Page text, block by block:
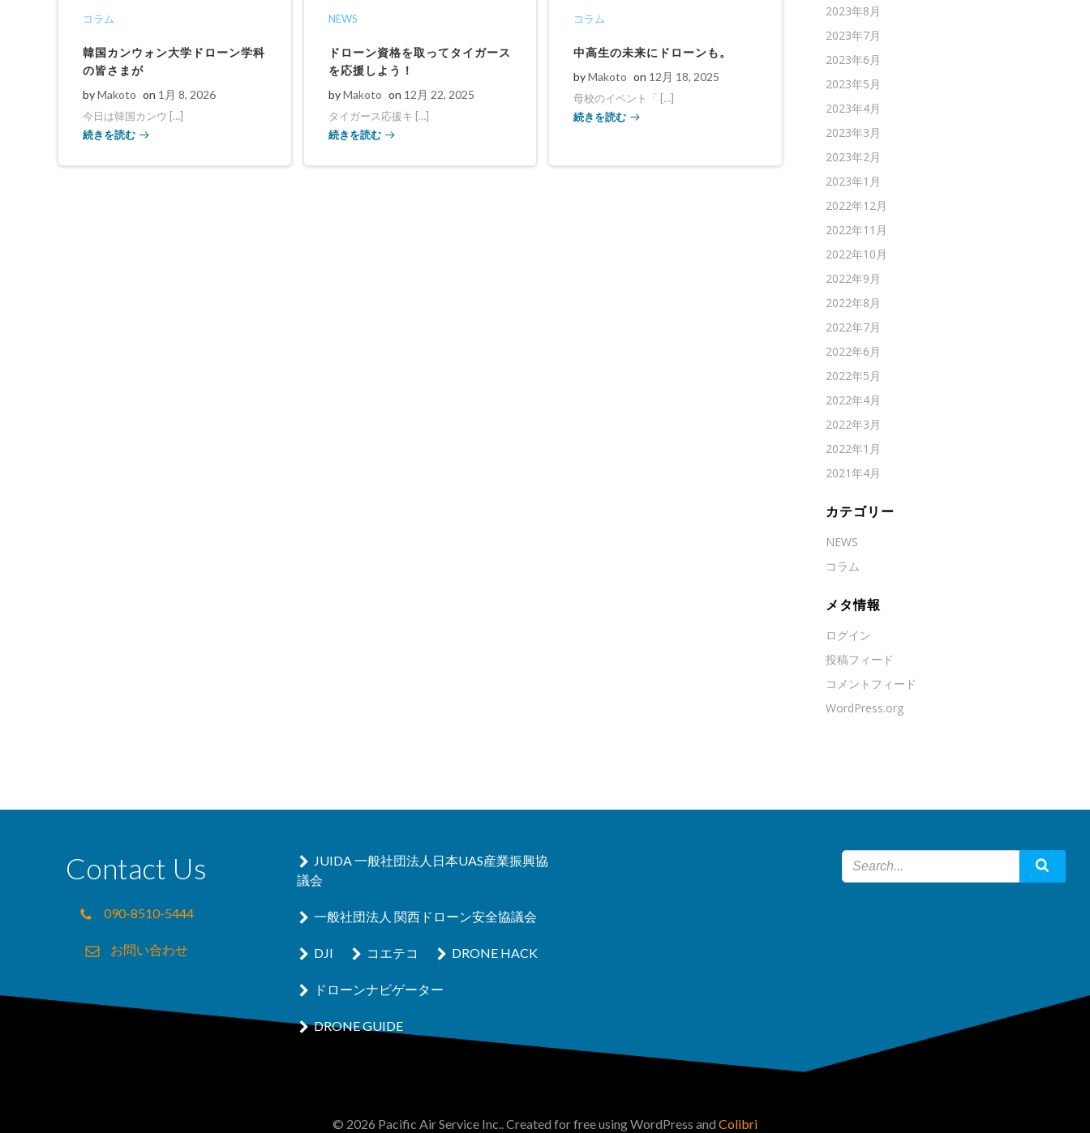
コラム
韓国カンウォン大学ドローン学科
の皆さまが
byMakoto on 1月 8, 2026
今日は韓国カンウ […]
続きを読む
NEWS
ドローン資格を取ってタイガース
を応援しよう！
byMakoto on 12月 22, 2025
タイガース応援キ […]
続きを読む
コラム
中高生の未来にドローンも。
byMakoto on 12月 18, 2025
母校のイベント「 […]
続きを読む
2023年8月
2023年7月
2023年6月
2023年5月
2023年4月
2023年3月
2023年2月
2023年1月
2022年12月
2022年11月
2022年10月
2022年9月
2022年8月
2022年7月
2022年6月
2022年5月
2022年4月
2022年3月
2022年1月
2021年4月
カテゴリー
NEWS
コラム
メタ情報
ログイン
投稿フィード
コメントフィード
WordPress.org
Contact Us
090-8510-5444
お問い合わせ
JUIDA 一般社団法人日本UAS産業振興協
議会
一般社団法人 関西ドローン安全協議会
DJI コエテコ DRONE HACK
ドローンナビゲーター
DRONE GUIDE
© 2026 Pacific Air Service Inc.. Created for free using WordPress and Colibri